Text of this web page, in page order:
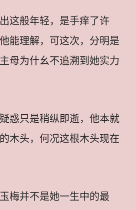
这般年轻，是手痒了许
能理解，可这次，分明是
母为什幺不追溯到她实力
惑只是稍纵即逝，他本就
木头，何况这根木头现在
梅并不是她一生中的最